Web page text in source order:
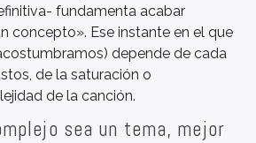
fundamenta acabar
concepto». Ese instante en el que
depende de cada
de la saturación o
de la canción.
sea un tema, mejor